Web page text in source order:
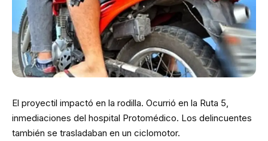
El proyectil impactó en la rodilla. Ocurrió en la Ruta 5,
inmediaciones del hospital Protomédico. Los delincuentes
también se trasladaban en un ciclomotor.